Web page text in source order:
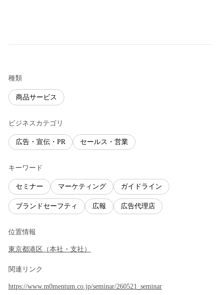
種類
商品サービス
ビジネスカテゴリ
広告・宣伝・PR セールス・営業
キーワード
セミナー マーケティング ガイドライン
ブランドセーフティ 広報 広告代理店
位置情報
東京都港区 （本社・支社 ）
関連リンク
https://www.m0mentum.co.jp/seminar/260521_seminar